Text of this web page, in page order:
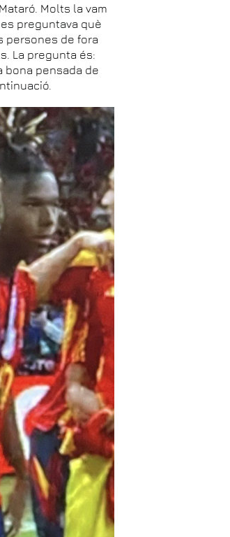
Molts la vam
preguntava què
persones de fora
La pregunta és:
bona pensada de